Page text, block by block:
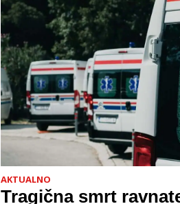
AKTUALNO
Tragična smrt